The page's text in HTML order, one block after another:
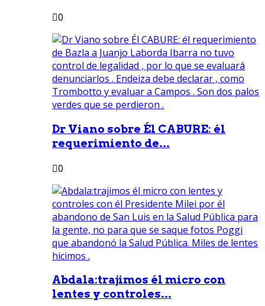
0
Dr Viano sobre Él CABURE: él
requerimiento de...
0
Abdala:trajimos él micro con
lentes y controles...